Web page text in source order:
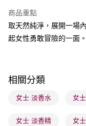
BoC Pay
送貨方式
每筆HK$65.00，滿
確認發貨後1-3 工作天
商品重點
取天然純淨，展開一場
起女性勇敢冒險的一面。
相關分類
女士 淡香水 女
女士 淡香精 女